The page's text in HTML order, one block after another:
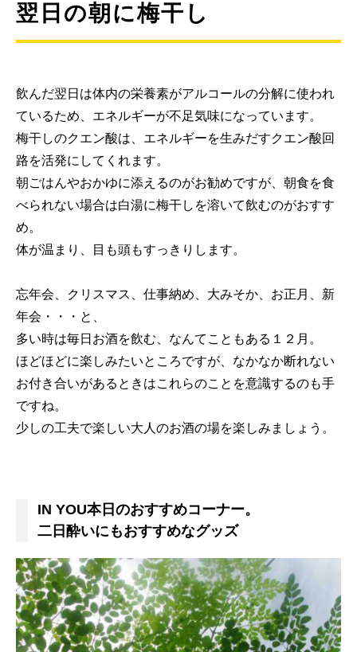
翌日の朝に梅干し
飲んだ翌日は体内の栄養素がアルコールの分解に使われ
ているため、エネルギーが不足気味になっています。
梅干しのクエン酸は、エネルギーを生みだすクエン酸回
路を活発にしてくれます。
朝ごはんやおかゆに添えるのがお勧めですが、朝食を食
べられない場合は白湯に梅干しを溶いて飲むのがおすす
め。
体が温まり、目も頭もすっきりします。
忘年会、クリスマス、仕事納め、大みそか、お正月、新
年会・・・と、
多い時は毎日お酒を飲む、なんてこともある１２月。
ほどほどに楽しみたいところですが、なかなか断れない
お付き合いがあるときはこれらのことを意識するのも手
ですね。
少しの工夫で楽しい大人のお酒の場を楽しみましょう。
IN YOU本日のおすすめコーナー。
二日酔いにもおすすめなグッズ